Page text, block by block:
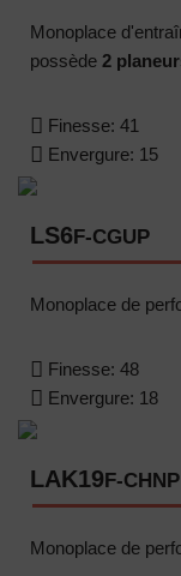
Monoplace
possède 2
Finesse: 41
Envergure: 15
LS6F-CGUP
Monoplace de
Finesse: 48
Envergure: 18
LAK19F-CHNP
Monoplace de